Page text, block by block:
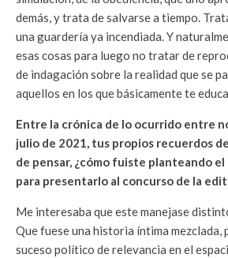
demás, y trata de salvarse a tiempo.
una guardería ya incendiada. Y
esas cosas para luego no tratar de
de indagación sobre la realidad que se
aquellos en los que básicamente te
Entre la crónica de lo ocurrido entre
julio de 2021, tus propios recuerdos
de pensar, ¿cómo fuiste planteando
para presentarlo al concurso de la
Me interesaba que este manejase
Que fuese una historia íntima mezclada,
suceso político de relevancia en el